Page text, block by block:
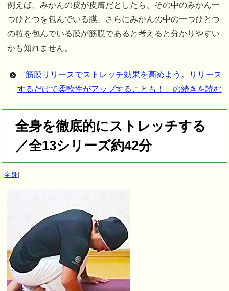
例えば、みかんの皮が皮膚だとしたら、その中のみかん一
つひとつを包んでいる膜、さらにみかんの中の一つひとつ
の粒を包んでいる膜が筋膜であると考えると分かりやすい
かも知れません。
「筋膜リリースでストレッチ効果を高めよう。リリース
するだけで柔軟性がアップすることも！」の続きを読む
全身を徹底的にストレッチする
／全13シリーズ約42分
[全身]